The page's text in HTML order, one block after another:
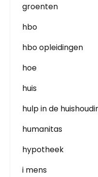
groenten
hbo
hbo opleidingen
hoe
huis
hulp in de
humanitas
hypotheek
i mens